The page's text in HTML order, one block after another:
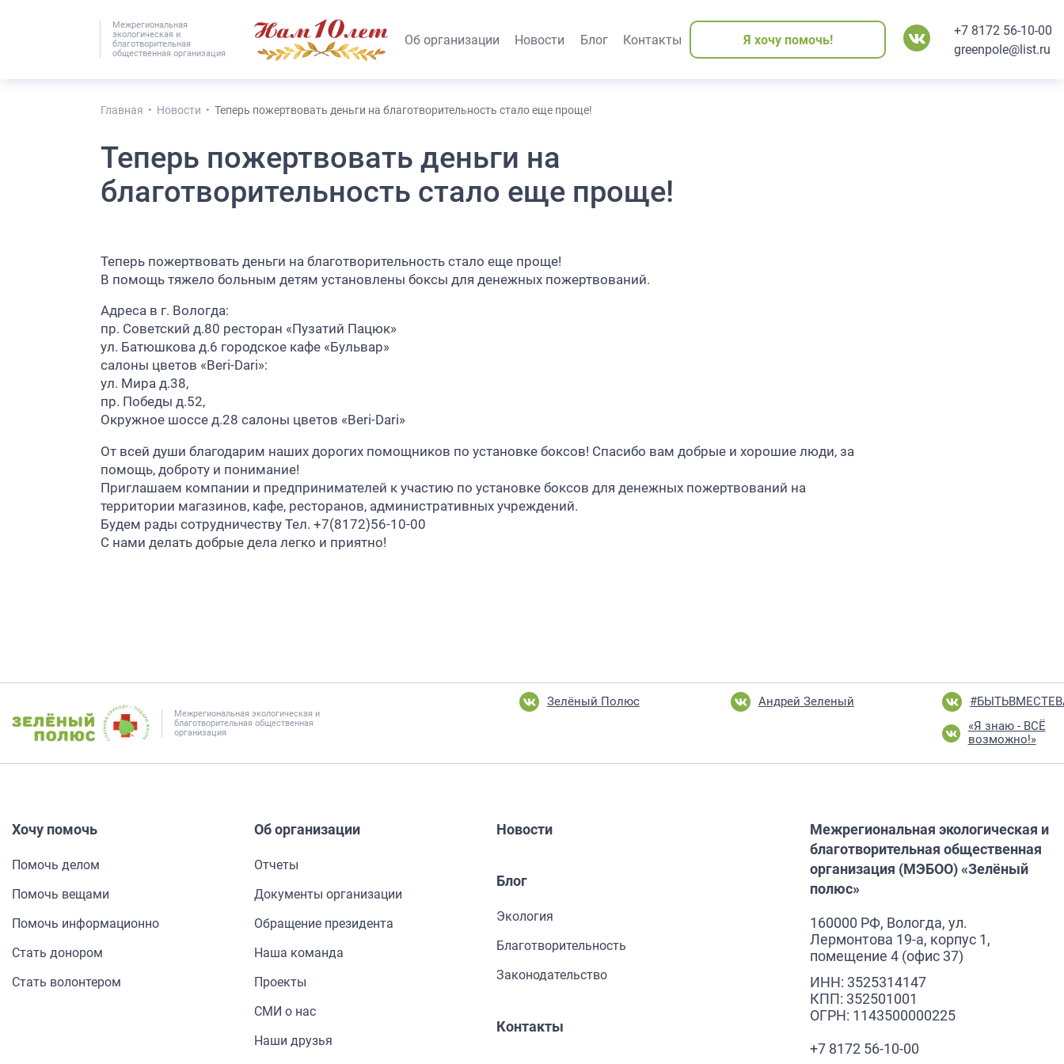
Межрегиональная
экологическая и
благотворительная
общественная организация
#25536 (без названия) Об организации Новости Блог Контакты Я хочу помочь!
Я хочу помочь!
Я хочу помочь!
Я хочу помочь!
Я хочу помочь!
+7 8172 56-10-00
greenpole@list.ru
Главная Новости Теперь пожертвовать деньги на благотворительность стало еще проще!
Теперь пожертвовать деньги на
благотворительность стало еще проще!
Теперь пожертвовать деньги на благотворительность стало еще проще!
В помощь тяжело больным детям установлены боксы для денежных пожертвований.
Адреса в г. Вологда:
пр. Советский д.80 ресторан «Пузатий Пацюк»
ул. Батюшкова д.6 городское кафе «Бульвар»
салоны цветов «Beri-Dari»:
ул. Мира д.38,
пр. Победы д.52,
Окружное шоссе д.28 салоны цветов «Beri-Dari»
От всей души благодарим наших дорогих помощников по установке боксов! Спасибо вам добрые и хорошие люди, за
помощь, доброту и понимание!
Приглашаем компании и предпринимателей к участию по установке боксов для денежных пожертвований на
территории магазинов, кафе, ресторанов, административных учреждений.
Будем рады сотрудничеству Тел. +7(8172)56-10-00
С нами делать добрые дела легко и приятно!
Межрегиональная экологическая и
благотворительная общественная
организация
Зелёный Полюс Андрей Зеленый
«Я знаю - ВСЁ
возможно!»
Хочу помочь
Помочь делом
Помочь вещами
Помочь информа­ционно
Стать донором
Стать волонтером
Об организации
Отчеты
Документы организации
Обращение президента
Наша команда
Проекты
СМИ о нас
Наши друзья
Новости
Блог
Экология
Благотворительность
Законодательство
Контакты
Межрегиональная экологическая и
благотворительная общественная
организация (МЭБОО) «Зелёный
полюс»
160000 РФ, Вологда, ул.
Лермонтова 19-а, корпус 1,
помещение 4 (офис 37)
ИНН: 3525314147
КПП: 352501001
ОГРН: 1143500000225
+7 8172 56-10-00